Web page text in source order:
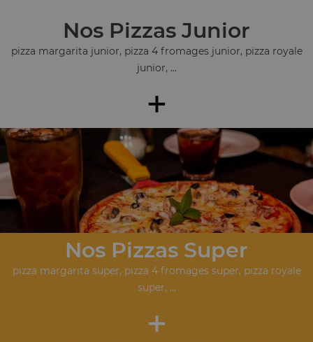
Nos Pizzas Junior
pizza margarita junior, pizza 4 fromages junior, pizza royale
junior, ...
+
Nos Pizzas Super
pizza margarita super, pizza 4 fromages super, pizza royale
super, ...
+